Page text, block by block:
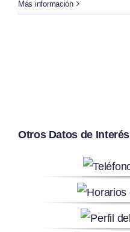
Más información
Otros Datos de Interés